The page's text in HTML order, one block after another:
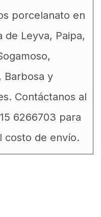
porcelanato en
de Leyva, Paipa,
Barbosa y
Contáctanos al
6266703 para
costo de envío.